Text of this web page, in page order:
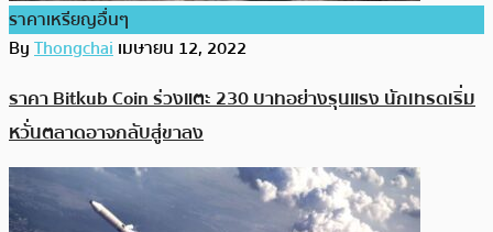
ราคาเหรียญอื่นๆ
ByThongchaiเมษายน 12, 2022
ราคา Bitkub Coin ร่วงแตะ 230 บาทอย่างรุนแรง นักเทรดเริ่ม
หวั่นตลาดอาจกลับสู่ขาลง